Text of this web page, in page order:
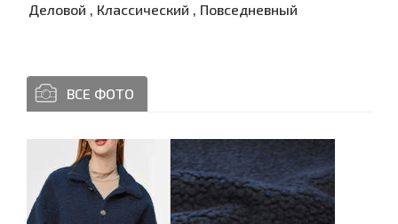
Деловой , Классический , Повседневный
ВСЕ ФОТО